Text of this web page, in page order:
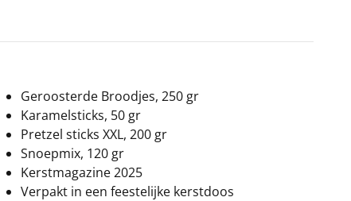
Geroosterde Broodjes, 250 gr
Karamelsticks, 50 gr
Pretzel sticks XXL, 200 gr
Snoepmix, 120 gr
Kerstmagazine 2025
Verpakt in een feestelijke kerstdoos